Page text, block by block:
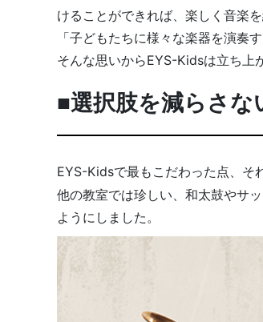
けることができれば、楽しく音楽
「子どもたちに様々な楽器を演奏
そんな思いからEYS-Kidsは立ち上
■選択肢を減らさな
EYS-Kidsで最もこだわった点、そ
他の教室では珍しい、和太鼓やサ
ようにしました。